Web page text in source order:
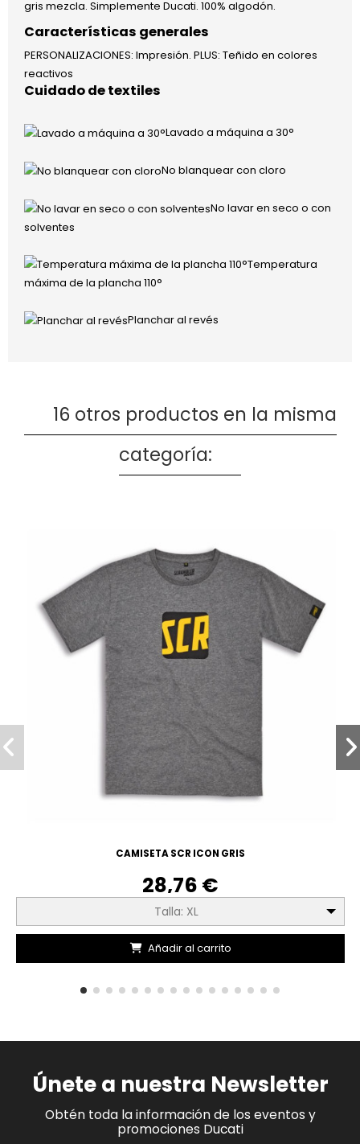
gris mezcla. Simplemente Ducati. 100% algodón.
Características generales
PERSONALIZACIONES: Impresión. PLUS: Teñido en colores
reactivos
Cuidado de textiles
Lavado a máquina a 30°
No blanquear con cloro
No lavar en seco o con
solventes
Temperatura
máxima de la plancha 110°
Planchar al revés
16 otros productos en la misma
categoría:
CAMISETA SCR ICON GRIS
28,76 €
Talla: XL
Añadir al carrito
Únete a nuestra Newsletter
Obtén toda la información de los eventos y
promociones Ducati